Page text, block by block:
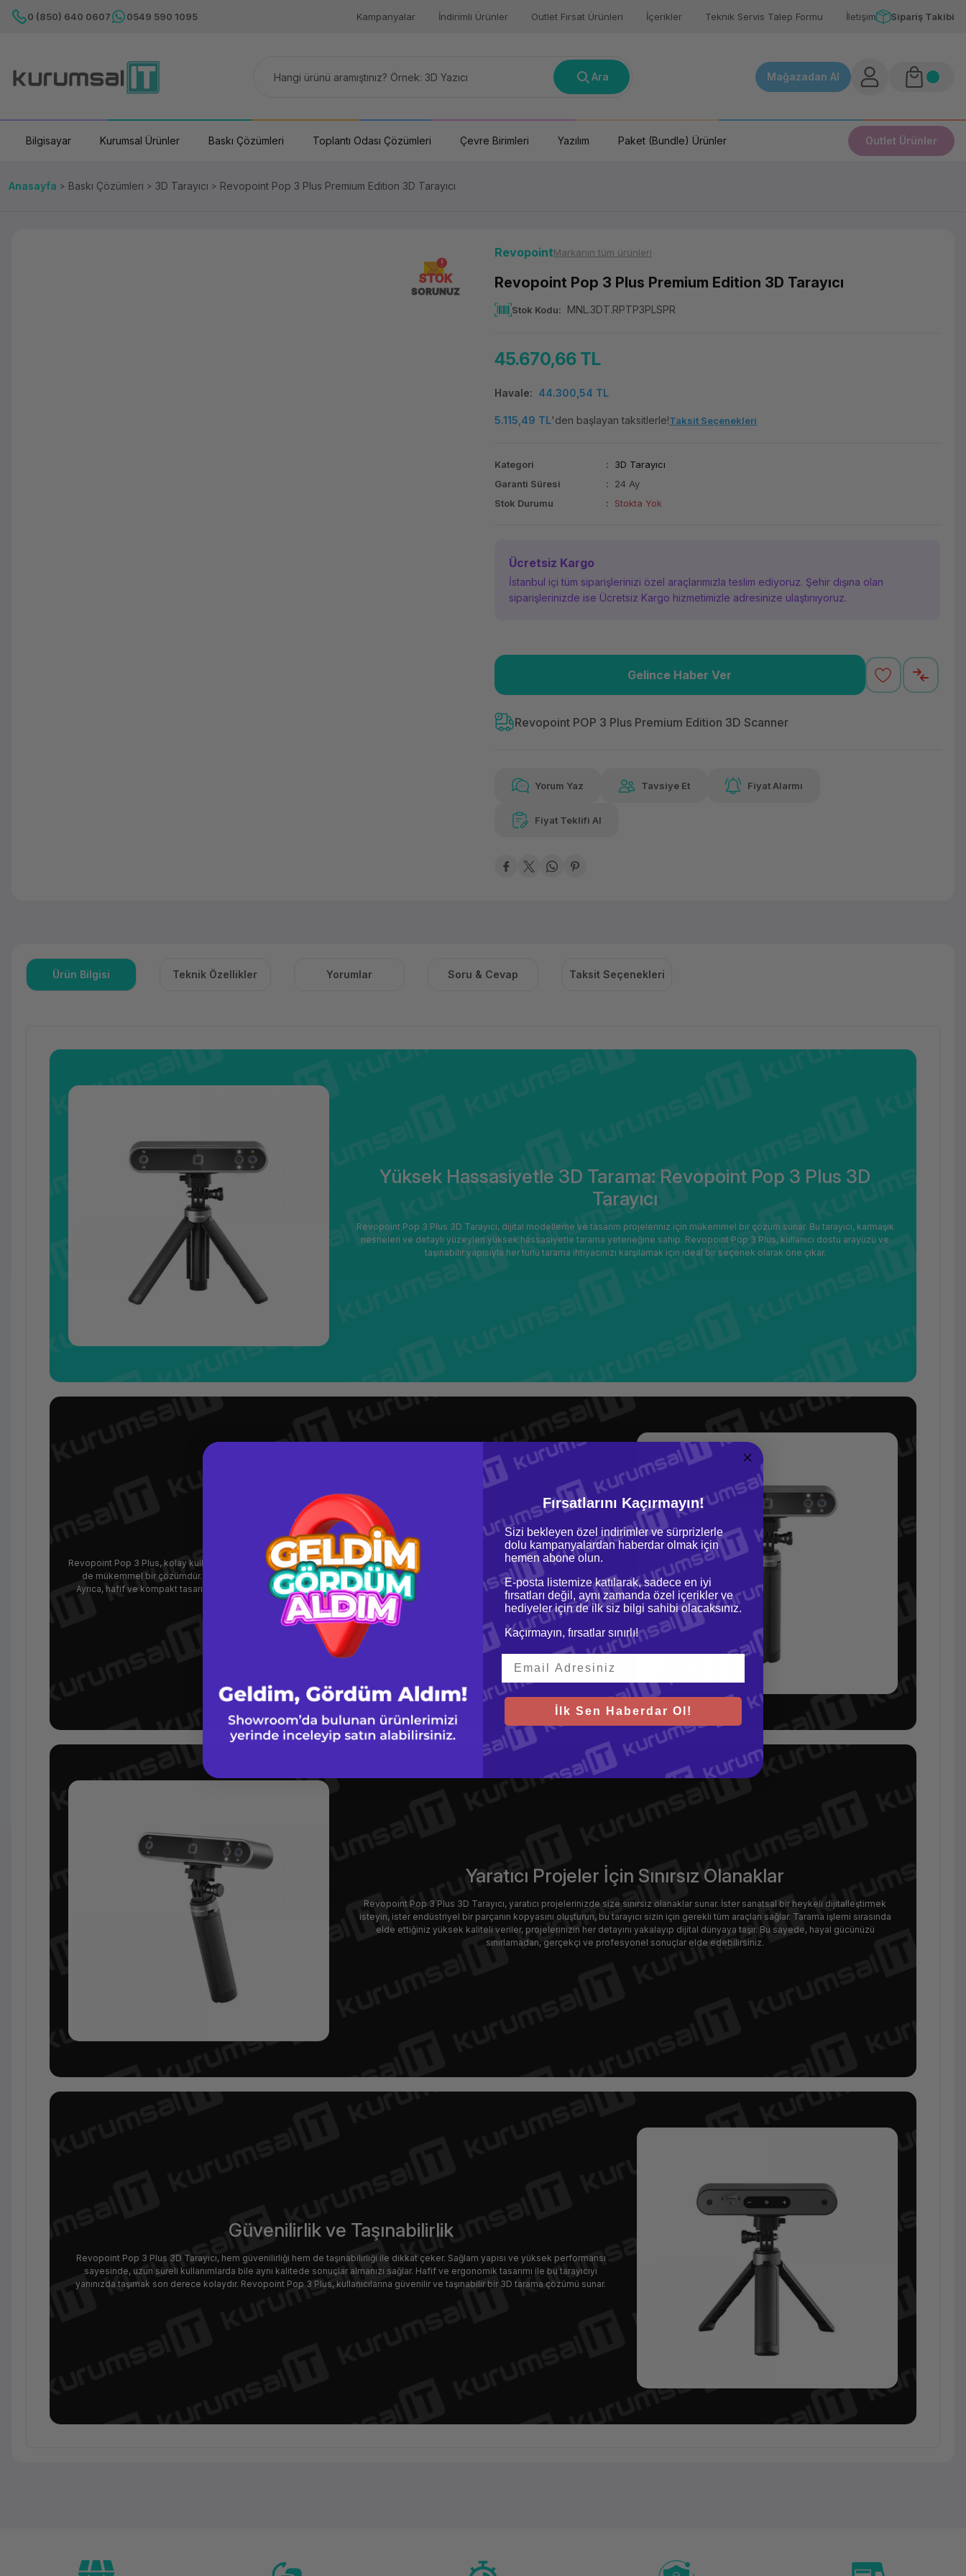
0 (850) 640 0607 0549 590 1095 Kampanyalar İndirimli Ürünler Outlet Fırsat Ürünleri İçerikler Teknik Servis Talep Formu İletişim Sipariş Takibi
Ara Mağazadan Al
Bilgisayar Kurumsal Ürünler Baskı Çözümleri Toplantı Odası Çözümleri Çevre Birimleri Yazılım Paket (Bundle) Ürünler Outlet Ürünler
Anasayfa Baskı Çözümleri 3D Tarayıcı Revopoint Pop 3 Plus Premium Edition 3D Tarayıcı
STOK
SORUNUZ
RevopointMarkanın tüm ürünleri
Revopoint Pop 3 Plus Premium Edition 3D Tarayıcı
Stok Kodu MNL.3DT.RPTP3PLSPR
45.670,66 TL
Havale 44.300,54 TL
5.115,49 TL'den başlayan taksitlerle!Taksit Seçenekleri
Kategori
3D Tarayıcı
Garanti Süresi
24 Ay
Stok Durumu
Stokta Yok
Ücretsiz Kargo
İstanbul içi tüm siparişlerinizi özel araçlarımızla teslim ediyoruz. Şehir dışına olan
siparişlerinizde ise Ücretsiz Kargo hizmetimizle adresinize ulaştırııyoruz.
Kolay iade imkanı
5.115,49 TL
Aya varan taksit
Havalelerde
Gelince Haber Ver
Revopoint POP 3 Plus Premium Edition 3D Scanner
Yorum Yaz Tavsiye Et Fiyat Alarmı
Fiyat Teklifi Al
Ürün Bilgisi Teknik Özellikler Yorumlar Soru & Cevap Taksit Seçenekleri
Yüksek Hassasiyetle 3D Tarama: Revopoint Pop 3 Plus 3D
Tarayıcı
Revopoint Pop 3 Plus 3D Tarayıcı, dijital modelleme ve tasarım projeleriniz için mükemmel bir çözüm sunar. Bu tarayıcı, karmaşık
nesneleri ve detaylı yüzeyleri yüksek hassasiyetle tarama yeteneğine sahip. Revopoint Pop 3 Plus, kullanıcı dostu arayüzü ve
taşınabilir yapısıyla her türlü tarama ihtiyacınızı karşılamak için ideal bir seçenek olarak öne çıkar.
Kullanım Kolaylığı ve Esneklik
Revopoint Pop 3 Plus, kolay kullanımı ve esnekliğiyle, profesyonel kullanıcılar kadar, hobi olarak 3D tarama yapmak isteyenler için
de mükemmel bir çözümdür. Bu tarayıcı, çeşitli ortamlarda ve farklı nesneler üzerinde hızlı ve doğru sonuçlar almanızı sağlar.
Ayrıca, hafif ve kompakt tasarımı sayesinde, dilediğiniz her yere taşıyabilir, projelerinizi nerede olursanız olun geliştirebilirsiniz.
Yaratıcı Projeler İçin Sınırsız Olanaklar
Revopoint Pop 3 Plus 3D Tarayıcı, yaratıcı projelerinizde size sınırsız olanaklar sunar. İster sanatsal bir heykeli dijitalleştirmek
isteyin, ister endüstriyel bir parçanın kopyasını oluşturun, bu tarayıcı sizin için gerekli tüm araçları sağlar. Tarama işlemi sırasında
elde ettiğiniz yüksek kaliteli veriler, projelerinizin her detayını yakalayıp dijital dünyaya taşır. Bu sayede, hayal gücünüzü
sınırlamadan, gerçekçi ve profesyonel sonuçlar elde edebilirsiniz.
Güvenilirlik ve Taşınabilirlik
Revopoint Pop 3 Plus 3D Tarayıcı, hem güvenilirliği hem de taşınabilirliği ile dikkat çeker. Sağlam yapısı ve yüksek performansı
sayesinde, uzun süreli kullanımlarda bile aynı kalitede sonuçlar almanızı sağlar. Hafif ve ergonomik tasarımı ile bu tarayıcıyı
yanınızda taşımak son derece kolaydır. Revopoint Pop 3 Plus, kullanıcılarına güvenilir ve taşınabilir bir 3D tarama çözümü sunar.
Model Pop 3
Fırsatlarını Kaçırmayın!
Sizi bekleyen özel indirimler ve sürprizlerle
dolu kampanyalardan haberdar olmak için
hemen abone olun.
E-posta listemize katılarak, sadece en iyi
fırsatları değil, aynı zamanda özel içerikler ve
hediyeler için de ilk siz bilgi sahibi olacaksınız.
Kaçırmayın, fırsatlar sınırlı!
İlk Sen Haberdar Ol!